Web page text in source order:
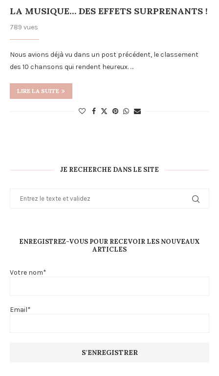
LA MUSIQUE… DES EFFETS SURPRENANTS !
789 vues
Nous avions déjà vu dans un post précédent, le classement
des 10 chansons qui rendent heureux. …
LIRE LA SUITE
JE RECHERCHE DANS LE SITE
ENREGISTREZ-VOUS POUR RECEVOIR LES NOUVEAUX
ARTICLES
Votre nom*
Email*